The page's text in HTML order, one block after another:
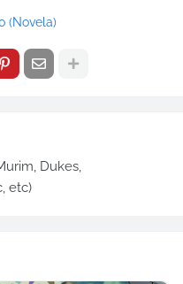
(Novela)
Dukes,
etc)